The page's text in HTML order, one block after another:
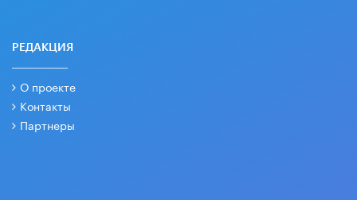
РЕДАКЦИЯ
О проекте
Контакты
Партнеры